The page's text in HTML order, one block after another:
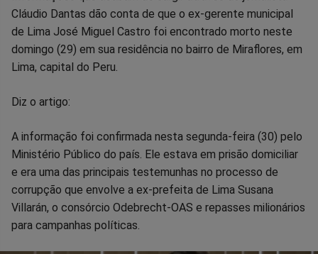
no
Facebook
no
Whatsapp
no
Twitter
no
no
no
Cláudio Dantas dão conta de que o ex-gerente municipal
de Lima José Miguel Castro foi encontrado morto neste
domingo (29) em sua residência no bairro de Miraflores, em
Lima, capital do Peru.
Diz o artigo:
A informação foi confirmada nesta segunda-feira (30) pelo
Ministério Público do país. Ele estava em prisão domiciliar
e era uma das principais testemunhas no processo de
corrupção que envolve a ex-prefeita de Lima Susana
Villarán, o consórcio Odebrecht-OAS e repasses milionários
para campanhas políticas.